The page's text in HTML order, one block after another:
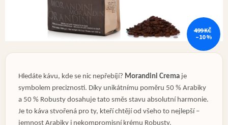
Hledáte kávu, kde se nic nepřebíjí? Morandini Crema je
symbolem preciznosti. Díky unikátnímu poměru 50 % Arabiky
a 50 % Robusty dosahuje tato směs stavu absolutní harmonie.
Je to káva stvořená pro ty, kteří chtějí od všeho to nejlepší –
jemnost Arabiky i nekompromisní krému Robusty.
499 KČ
–10 %